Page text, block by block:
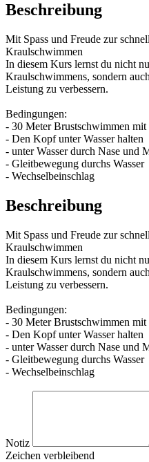
Beschreibung
Mit Spass und Freude zur
Kraulschwimmen
In diesem Kurs lernst du nicht
Kraulschwimmens, sondern
Leistung zu verbessern.
Bedingungen:
- 30 Meter Brustschwimmen
- Den Kopf unter Wasser halten
- unter Wasser durch Nase und
- Gleitbewegung durchs Wasser
- Wechselbeinschlag
Beschreibung
Mit Spass und Freude zur
Kraulschwimmen
In diesem Kurs lernst du nicht
Kraulschwimmens, sondern
Leistung zu verbessern.
Bedingungen:
- 30 Meter Brustschwimmen
- Den Kopf unter Wasser halten
- unter Wasser durch Nase und
- Gleitbewegung durchs Wasser
- Wechselbeinschlag
Notiz
Zeichen verbleibend